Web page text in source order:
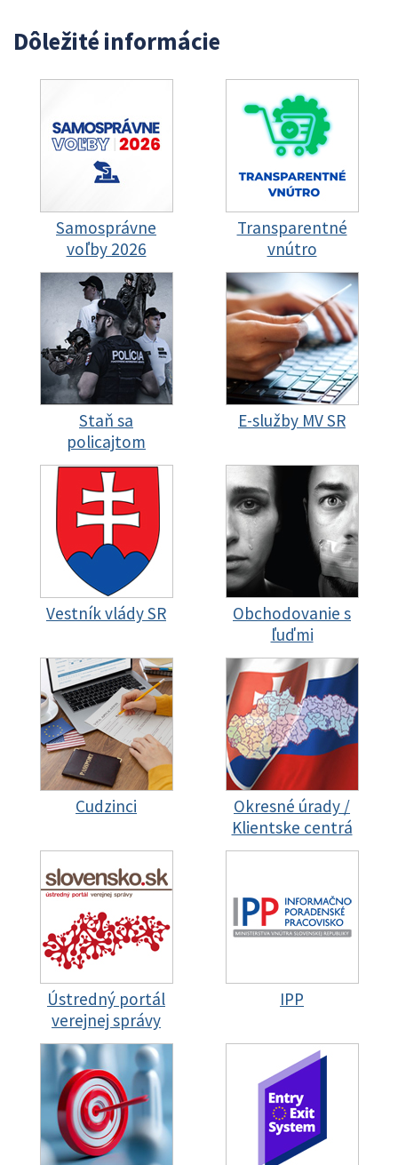
Dôležité informácie
Samosprávne
voľby 2026
Transparentné
vnútro
Staň sa
policajtom
E-služby MV SR
Vestník vlády SR
Obchodovanie s
ľuďmi
Cudzinci
Okresné úrady /
Klientske centrá
Ústredný portál
verejnej správy
IPP